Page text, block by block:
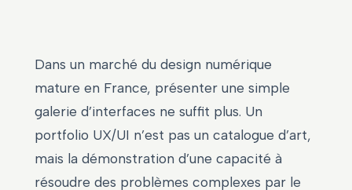
Dans un marché du design numérique
mature en France, présenter une simple
galerie d’interfaces ne suffit plus. Un
portfolio UX/UI n’est pas un catalogue d’art,
mais la démonstration d’une capacité à
résoudre des problèmes complexes par le